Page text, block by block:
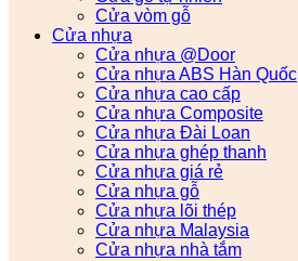
Cửa vòm gỗ
Cửa nhựa
Cửa nhựa @Door
Cửa nhựa ABS Hàn Quốc
Cửa nhựa cao cấp
Cửa nhựa Composite
Cửa nhựa Đài Loan
Cửa nhựa ghép thanh
Cửa nhựa giá rẻ
Cửa nhựa gỗ
Cửa nhựa lõi thép
Cửa nhựa Malaysia
Cửa nhựa nhà tắm